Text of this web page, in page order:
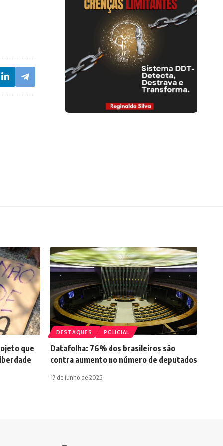
que
DESTAQUES POLICIAL
Datafolha: 76% dos brasileiros são
contra aumento no número de deputados
17 de junho de 2025